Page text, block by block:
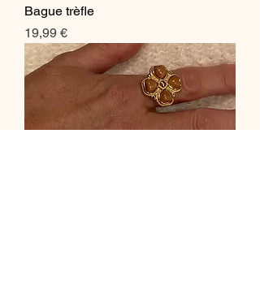
Bague trèfle
Prix
19,99 €